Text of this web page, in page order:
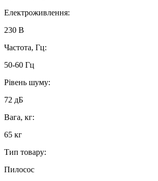
Електроживлення:
230 В
Частота, Гц:
50-60 Гц
Рівень шуму:
72 дБ
Вага, кг:
65 кг
Тип товару:
Пилосос